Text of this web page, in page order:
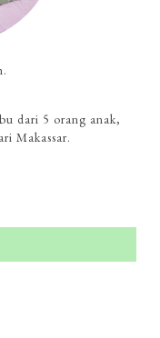
dari 5 orang anak,
Makassar.